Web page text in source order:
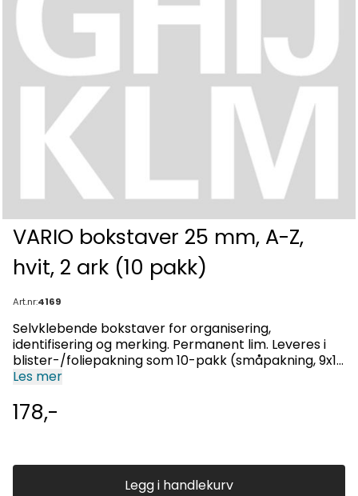
VARIO bokstaver 25 mm, A-Z,
hvit, 2 ark (10 pakk)
Art.nr:4169
Selvklebende bokstaver for organisering,
identifisering og merking. Permanent lim. Leveres i
blister-/foliepakning som 10-pakk (småpakning, 9x16
cm med eurohull).
Les mer
178,-
Legg i handlekurv